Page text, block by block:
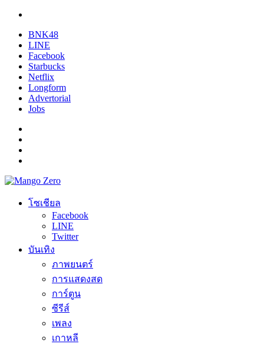
BNK48
LINE
Facebook
Starbucks
Netflix
Longform
Advertorial
Jobs
โซเชียล
Facebook
LINE
Twitter
บันเทิง
ภาพยนตร์
การแสดงสด
การ์ตูน
ซีรีส์
เพลง
เกาหลี